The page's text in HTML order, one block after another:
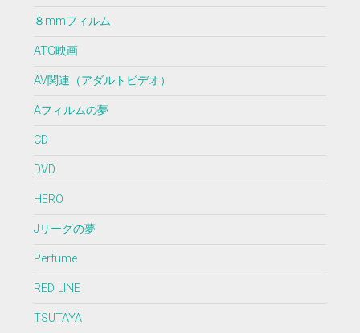
８mmフィルム
ATG映画
AV関連（アダルトビデオ）
Aフィルムの夢
CD
DVD
HERO
Jリーグの夢
Perfume
RED LINE
TSUTAYA